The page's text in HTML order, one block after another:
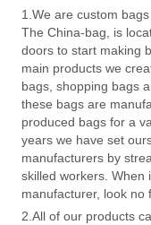
1.We are custom
The China-bag, is
doors to start making
main products we
bags, shopping bags
these bags are
produced bags for a
years we have set
manufacturers by
skilled workers. When
manufacturer, look no
2.All of our products